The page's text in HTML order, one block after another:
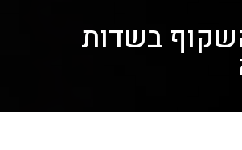
בשדות